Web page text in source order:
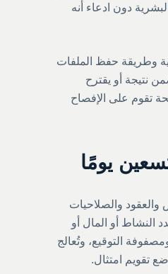
دون ادعاء أنه
وطريقة حفظ الملفات
نتيجة أو يقترح
تقوم على الإفصاح
يومًا
والعقود والصلاحيات
النشاط أو المال أو
التوقيع، وتُعالج
تقويم امتثال.